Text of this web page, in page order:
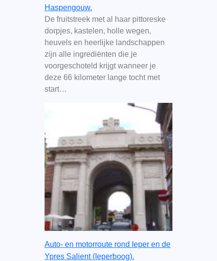
Haspengouw.
De fruitstreek met al haar pittoreske
dorpjes, kastelen, holle wegen,
heuvels en heerlijke landschappen
zijn alle ingrediënten die je
voorgeschoteld krijgt wanneer je
deze 66 kilometer lange tocht met
start…
Auto- en motorroute rond Ieper en de
Ypres Salient (Ieperboog).